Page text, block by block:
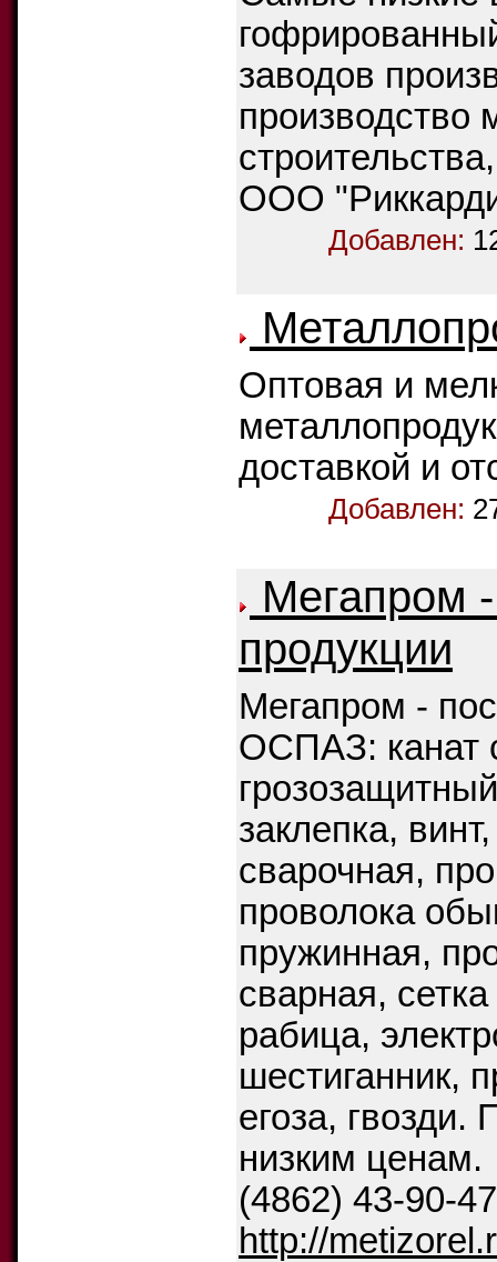
заводов
производство
ООО
Добавлен:
Оптовая и
доставкой и
Добавлен:
Мегапром
продукции
Мегапром -
ОСПАЗ: канат
заклепка,
сварочная,
проволока
пружинная,
сварная,
рабица,
шестиганник,
егоза,
низким ценам.
(4862) 43-90-
http://